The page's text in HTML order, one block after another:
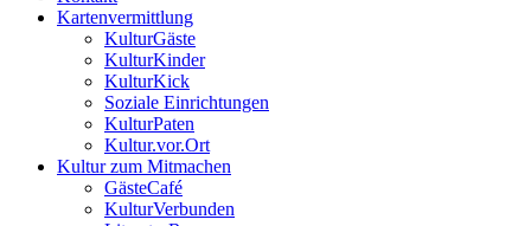
Kartenvermittlung
KulturGäste
KulturKinder
KulturKick
Soziale Einrichtungen
KulturPaten
Kultur.vor.Ort
Kultur zum Mitmachen
GästeCafé
KulturVerbunden